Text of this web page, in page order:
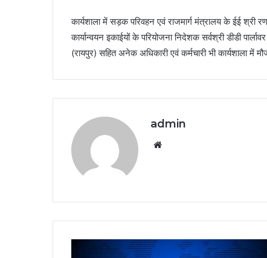
कार्यशाला में सड़क परिवहन एवं राजमार्ग मंत्रालय के ईई श्री
कार्यान्वयन इकाईयों के परियोजना निदेशक सर्वश्री डीडी
(रायपुर) सहित अनेक अधिकारी एवं कर्मचारी भी कार्यशाला में
admin